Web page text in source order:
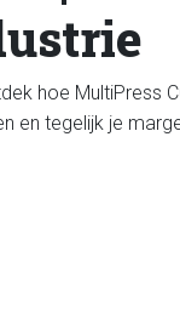
hoe MultiPress
en tegelijk je